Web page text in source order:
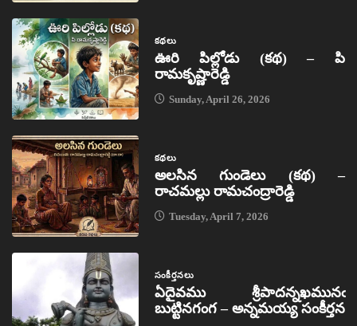
కథలు
ఊరి పిల్లోడు (కథ) – పి
రామకృష్ణారెడ్డి
Sunday, April 26, 2026
కథలు
అలసిన గుండెలు (కథ) –
రాచమల్లు రామచంద్రారెడ్డి
Tuesday, April 7, 2026
సంకీర్తనలు
ఏదైవము శ్రీపాదన్నఖమునఁ
బుట్టినగంగ – అన్నమయ్య సంకీర్తన